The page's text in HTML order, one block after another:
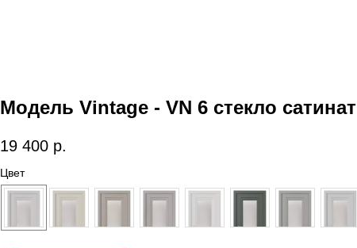
Модель Vintage - VN 6 стекло сатинат
19 400 р.
Цвет